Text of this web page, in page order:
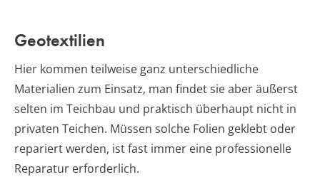
Geotextilien
Hier kommen teilweise ganz unterschiedliche
Materialien zum Einsatz, man findet sie aber äußerst
selten im Teichbau und praktisch überhaupt nicht in
privaten Teichen. Müssen solche Folien geklebt oder
repariert werden, ist fast immer eine professionelle
Reparatur erforderlich.